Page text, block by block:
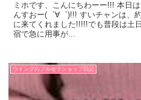
ミホです、こんにちわーー!!! 本日
んすおー(゜∀゜)!!! すいチャンは、
に来てくれました!!!!!でも普段は土
宿で急に用事が...
ウイングのブルセラショップ日記